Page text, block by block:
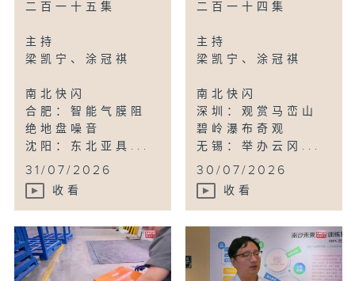
二百一十五集
主持
梁凯宁、涂冠祺
南北快闪
合肥：智能气膜阻
绝地盘噪音
沈阳：东北亚具...
31/07/2026
收看
二百一十四集
主持
梁凯宁、涂冠祺
南北快闪
深圳：观赏马峦山
碧岭瀑布奇观
无锡：举办云冈...
30/07/2026
收看